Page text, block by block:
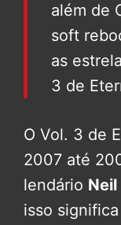
além de
soft
as
3 de
O Vol. 3 de
2007 até
lendário Neil
isso significa